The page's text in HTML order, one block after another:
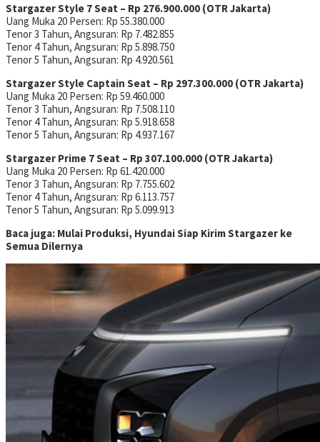
Stargazer Style 7 Seat – Rp 276.900.000 (OTR Jakarta)
Uang Muka 20 Persen: Rp 55.380.000
Tenor 3 Tahun, Angsuran: Rp 7.482.855
Tenor 4 Tahun, Angsuran: Rp 5.898.750
Tenor 5 Tahun, Angsuran: Rp 4.920.561
Stargazer Style Captain Seat – Rp 297.300.000 (OTR Jakarta)
Uang Muka 20 Persen: Rp 59.460.000
Tenor 3 Tahun, Angsuran: Rp 7.508.110
Tenor 4 Tahun, Angsuran: Rp 5.918.658
Tenor 5 Tahun, Angsuran: Rp 4.937.167
Stargazer Prime 7 Seat – Rp 307.100.000 (OTR Jakarta)
Uang Muka 20 Persen: Rp 61.420.000
Tenor 3 Tahun, Angsuran: Rp 7.755.602
Tenor 4 Tahun, Angsuran: Rp 6.113.757
Tenor 5 Tahun, Angsuran: Rp 5.099.913
Baca juga: Mulai Produksi, Hyundai Siap Kirim Stargazer ke
Semua Dilernya